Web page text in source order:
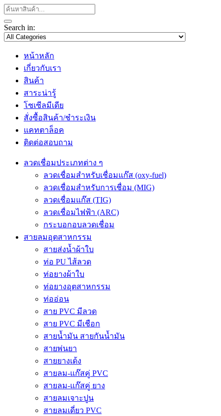
Search in:
หน้าหลัก
เกี่ยวกับเรา
สินค้า
สาระน่ารู้
โซเซีลมีเดีย
สั่งซื้อสินค้า/ชำระเงิน
แคทตาล็อค
ติดต่อสอบถาม
ลวดเชื่อมประเภทต่าง ๆ
ลวดเชื่อมสำหรับเชื่อมแก๊ส (oxy-fuel)
ลวดเชื่อมสำหรับการเชื่อม (MIG)
ลวดเชื่อมแก๊ส (TIG)
ลวดเชื่อมไฟฟ้า (ARC)
กระบอกอบลวดเชื่อม
สายลมอุตสาหกรรม
สายส่งน้ำผ้าใบ
ท่อ PU ไส้ลวด
ท่อยางผ้าใบ
ท่อยางอุตสาหกรรม
ท่ออ่อน
สาย PVC มีลวด
สาย PVC มีเชือก
สายน้ำมัน สายกันน้ำมัน
สายพ่นยา
สายยางเด้ง
สายลม-แก๊สคู่ PVC
สายลม-แก๊สคู่ ยาง
สายลมเจาะปูน
สายลมเดี่ยว PVC